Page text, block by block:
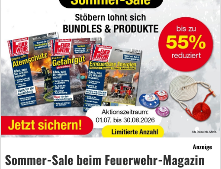
Anzeige
Sommer-Sale beim Feuerwehr-Magazin